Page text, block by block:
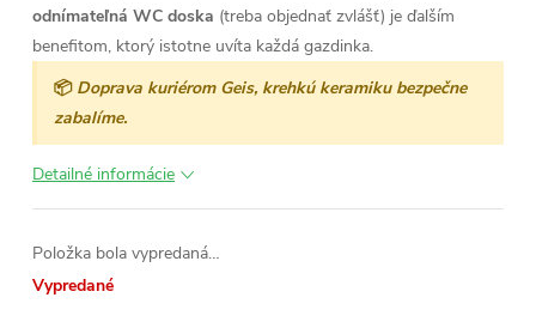
odnímateľná WC doska (treba objednať zvlášť) je ďalším
benefitom, ktorý istotne uvíta každá gazdinka.
📦 Doprava kuriérom Geis, krehkú keramiku bezpečne
zabalíme.
Detailné informácie
Položka bola vypredaná…
Vypredané